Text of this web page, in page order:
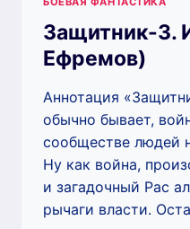
Защитник-3.
Ефремов)
Аннотация
обычно бывает,
сообществе людей
Ну как война,
и загадочный Рас
рычаги власти.